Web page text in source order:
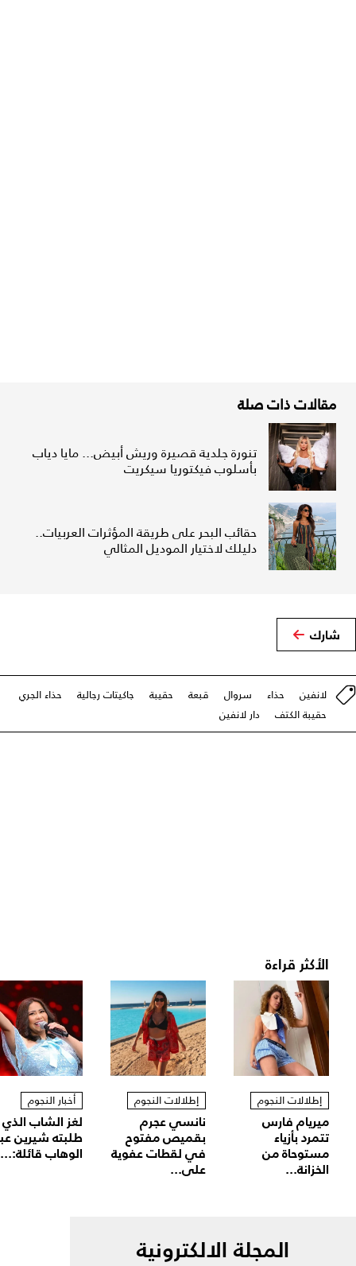
مقالات ذات صلة
تنورة جلدية قصيرة وريش أبيض... مايا دياب
بأسلوب فيكتوريا سيكريت
حقائب البحر على طريقة المؤثرات العربيات..
دليلك لاختيار الموديل المثالي
شارك
لانفين حذاء سروال قبعة حقيبة جاكيتات رجالية
حذاء الجري
حقيبة الكتف
دار لانفين
الأكثر قراءة
إطلالات النجوم
ميريام فارس
تتمرد بأزياء
مستوحاة من
الخزانة...
إطلالات النجوم
نانسي عجرم
بقميص مفتوح
في لقطات عفوية
على...
أخبار النجوم
لغز الشاب الذي
طلبته شيرين
الوهاب قائلة:...
المجلة الالكترونية